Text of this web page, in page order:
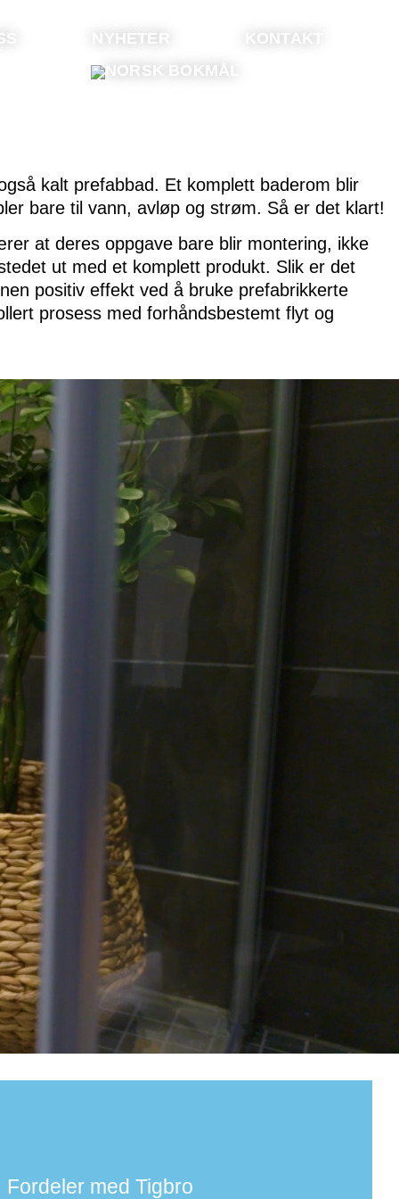
NYHETER KONTAKT
kalt prefabbad. Et komplett baderom blir
bare til vann, avløp og strøm. Så er det klart!
at deres oppgave bare blir montering, ikke
ut med et komplett produkt. Slik er det
positiv effekt ved å bruke prefabrikkerte
prosess med forhåndsbestemt flyt og
Fordeler med Tigbro